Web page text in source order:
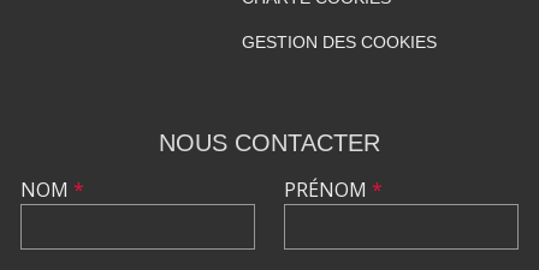
GESTION DES COOKIES
NOUS CONTACTER
NOM * PRÉNOM *